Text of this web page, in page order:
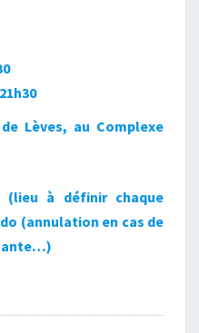
Lèves, au Complexe
(lieu à définir chaque
(annulation en cas de